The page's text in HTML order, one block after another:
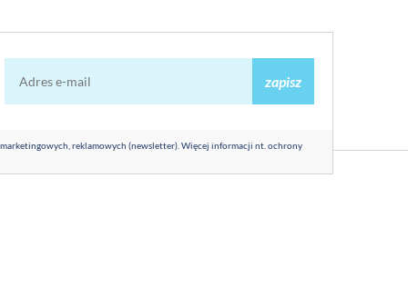
zapisz
reklamowych (newsletter). Więcej informacji nt. ochrony